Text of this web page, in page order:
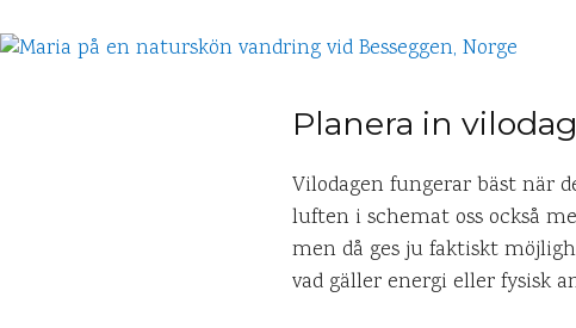
Planera in
Vilodagen fungerar bäst när
luften i schemat oss också
men då ges ju faktiskt
vad gäller energi eller fysisk